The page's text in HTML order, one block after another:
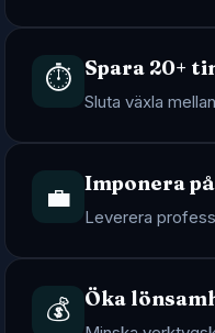
⏱️ Spara 20+
Sluta växla
💼 Imponera
Leverera
💰 Öka